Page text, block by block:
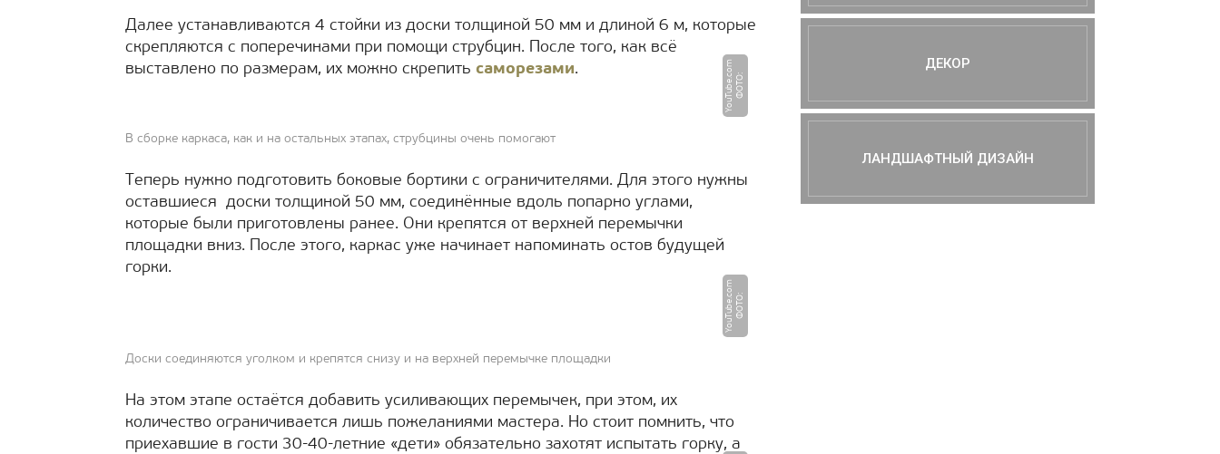
Далее устанавливаются 4 стойки из доски толщиной 50 мм и длиной 6 м, которые
скрепляются с поперечинами при помощи струбцин. После того, как всё
выставлено по размерам, их можно скрепить саморезами.
Ф
О
Т
О
:
Y
o
u
T
u
b
e.
c
o
m
В сборке каркаса, как и на остальных этапах, струбцины очень помогают
Теперь нужно подготовить боковые бортики с ограничителями. Для этого нужны
оставшиеся доски толщиной 50 мм, соединённые вдоль попарно углами,
которые были приготовлены ранее. Они крепятся от верхней перемычки
площадки вниз. После этого, каркас уже начинает напоминать остов будущей
горки.
Ф
О
Т
О
:
Y
o
u
T
u
b
e.
c
o
m
Доски соединяются уголком и крепятся снизу и на верхней перемычке площадки
На этом этапе остаётся добавить усиливающих перемычек, при этом, их
количество ограничивается лишь пожеланиями мастера. Но стоит помнить, что
приехавшие в гости 30-40-летние «дети» обязательно захотят испытать горку, а
ДЕКОР
ЛАНДШАФТНЫЙ ДИЗАЙН